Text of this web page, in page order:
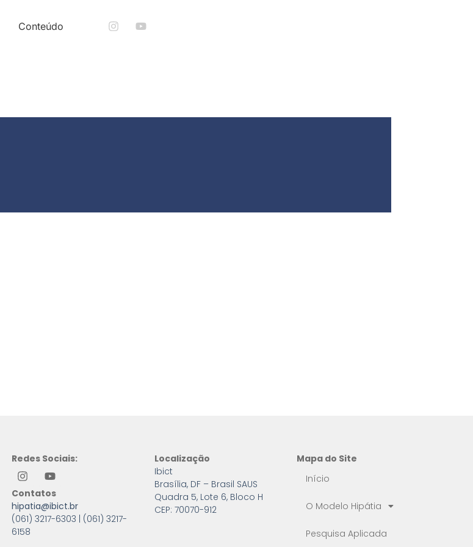
Conteúdo
Redes Sociais:
Contatos
hipatia@ibict.br
(061) 3217-6303 | (061) 3217-
6158
Localização
Ibict
Brasília, DF – Brasil SAUS
Quadra 5, Lote 6, Bloco H
CEP: 70070-912
Mapa do Site
Início
O Modelo Hipátia
Pesquisa Aplicada